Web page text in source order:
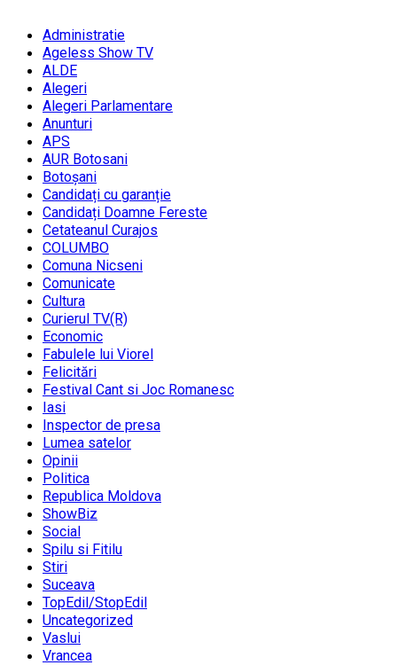
Administratie
Ageless Show TV
ALDE
Alegeri
Alegeri Parlamentare
Anunturi
APS
AUR Botosani
Botoșani
Candidați cu garanție
Candidați Doamne Fereste
Cetateanul Curajos
COLUMBO
Comuna Nicseni
Comunicate
Cultura
Curierul TV(R)
Economic
Fabulele lui Viorel
Felicitări
Festival Cant si Joc Romanesc
Iasi
Inspector de presa
Lumea satelor
Opinii
Politica
Republica Moldova
ShowBiz
Social
Spilu si Fitilu
Stiri
Suceava
TopEdil/StopEdil
Uncategorized
Vaslui
Vrancea